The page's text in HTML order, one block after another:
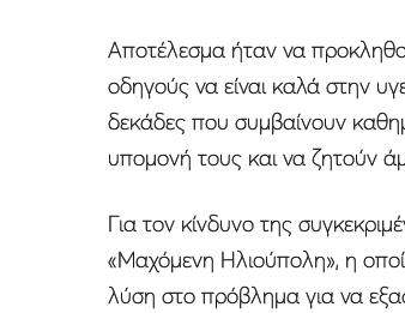
Αποτέλεσμα ήταν να
οδηγούς να είναι καλά στην
δεκάδες που συμβαίνουν
υπομονή τους και να ζητούν
Για τον κίνδυνο της
«Μαχόμενη Ηλιούπολη», η
λύση στο πρόβλημα για να